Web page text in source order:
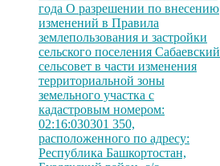
года О разрешении по внесению
изменений в Правила
землепользования и застройки
сельского поселения Сабаевский
сельсовет в части изменения
территориальной зоны
земельного участка с
кадастровым номером:
02:16:030301 350,
расположенного по адресу:
Республика Башкортостан,